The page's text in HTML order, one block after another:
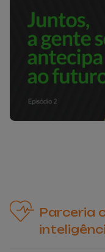
Parceria